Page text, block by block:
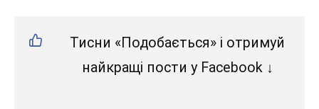
Тисни «Подобається» і отримуй
найкращі пости у Facebook ↓